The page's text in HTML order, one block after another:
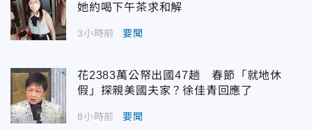
她約喝下午茶求和解
3小時前 要聞
花2383萬公帑出國47趟 春節「就地休
假」探親美國夫家？徐佳青回應了
8小時前 要聞